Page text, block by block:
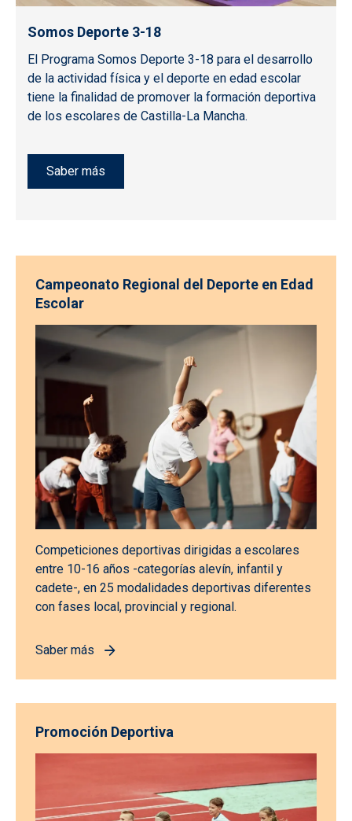
Somos Deporte 3-18
El Programa Somos Deporte 3-18 para el desarrollo
de la actividad física y el deporte en edad escolar
tiene la finalidad de promover la formación deportiva
de los escolares de Castilla-La Mancha.
Saber más
Campeonato Regional del Deporte en Edad
Escolar
Competiciones deportivas dirigidas a escolares
entre 10-16 años -categorías alevín, infantil y
cadete-, en 25 modalidades deportivas diferentes
con fases local, provincial y regional.
Saber más
Promoción Deportiva